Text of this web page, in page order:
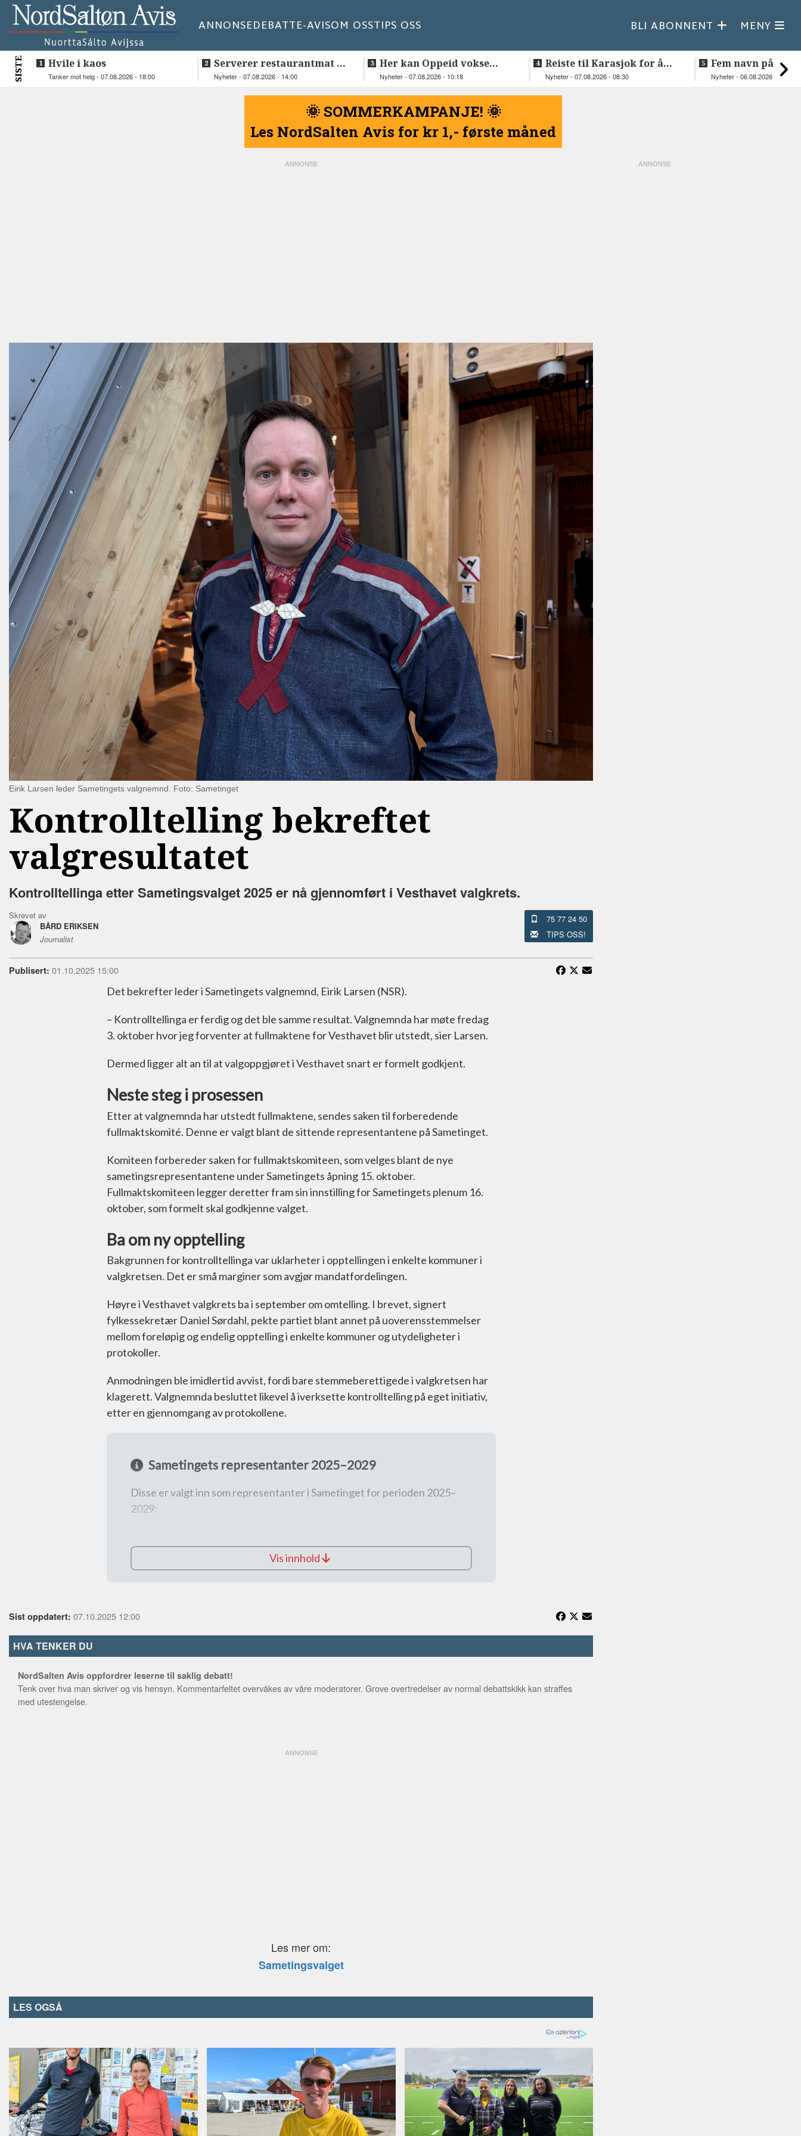
ANNONSEDEBATTE-AVISOM OSSTIPS OSS BLI ABONNENT MENY
SISTE Hvile i kaos
Tanker mot helg - 07.08.2026 - 18:00
Serverer restaurantmat til
beboerne
Nyheter - 07.08.2026 - 14:00
Her kan Oppeid vokse
videre
Nyheter - 07.08.2026 - 10:18
Reiste til Karasjok for å
vie Ellen og Johan Anders
Nyheter - 07.08.2026 - 08:30
Fem navn på
til toppjobben i
Nyheter - 06.08.2026 - 15:03
🌞 SOMMERKAMPANJE! 🌞
Les NordSalten Avis for kr 1,- første måned
Eirik Larsen leder Sametingets valgnemnd. Foto: Sametinget
Kontrolltelling bekreftet
valgresultatet
Kontrolltellinga etter Sametingsvalget 2025 er nå gjennomført i Vesthavet valgkrets.
Skrevet av
BÅRD ERIKSEN
Journalist
75 77 24 50
TIPS OSS!
Publisert: 01.10.2025 15:00
Det bekrefter leder i Sametingets valgnemnd, Eirik Larsen (NSR).
– Kontrolltellinga er ferdig og det ble samme resultat. Valgnemnda har møte fredag
3. oktober hvor jeg forventer at fullmaktene for Vesthavet blir utstedt, sier Larsen.
Dermed ligger alt an til at valgoppgjøret i Vesthavet snart er formelt godkjent.
Neste steg i prosessen
Etter at valgnemnda har utstedt fullmaktene, sendes saken til forberedende
fullmaktskomité. Denne er valgt blant de sittende representantene på Sametinget.
Komiteen forbereder saken for fullmaktskomiteen, som velges blant de nye
sametingsrepresentantene under Sametingets åpning 15. oktober.
Fullmaktskomiteen legger deretter fram sin innstilling for Sametingets plenum 16.
oktober, som formelt skal godkjenne valget.
Ba om ny opptelling
Bakgrunnen for kontrolltellinga var uklarheter i opptellingen i enkelte kommuner i
valgkretsen. Det er små marginer som avgjør mandatfordelingen.
Høyre i Vesthavet valgkrets ba i september om omtelling. I brevet, signert
fylkessekretær Daniel Sørdahl, pekte partiet blant annet på uoverensstemmelser
mellom foreløpig og endelig opptelling i enkelte kommuner og utydeligheter i
protokoller.
Anmodningen ble imidlertid avvist, fordi bare stemmeberettigede i valgkretsen har
klagerett. Valgnemnda besluttet likevel å iverksette kontrolltelling på eget initiativ,
etter en gjennomgang av protokollene.
Sametingets representanter 2025–2029
Disse er valgt inn som representanter i Sametinget for perioden 2025–
2029:
Østre valgkrets
Maren Benedicte Nystad Storslett (NSR)
Sandra Márjá West (NSR)
Anita Helen D. K. Gohli (Nordkalottfolket)
Amalie Hansen K. Raste (NSR)
Vesthavet valgkrets
Anne Henriette Nilut (NSR)
Vibeke Larsen (Nordkalottfolket)
Vis innhold
Sist oppdatert: 07.10.2025 12:00
HVA TENKER DU
NordSalten Avis oppfordrer leserne til saklig debatt!
Tenk over hva man skriver og vis hensyn. Kommentarfeltet overvåkes av våre moderatorer. Grove overtredelser av normal debattskikk kan straffes
med utestengelse.
Les mer om:
Sametingsvalget
LES OGSÅ